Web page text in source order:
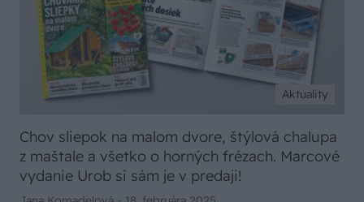
Aktuality
Chov sliepok na malom dvore, štýlová chalupa
z maštale a všetko o horných frézach. Marcové
vydanie Urob si sám je v predaji!